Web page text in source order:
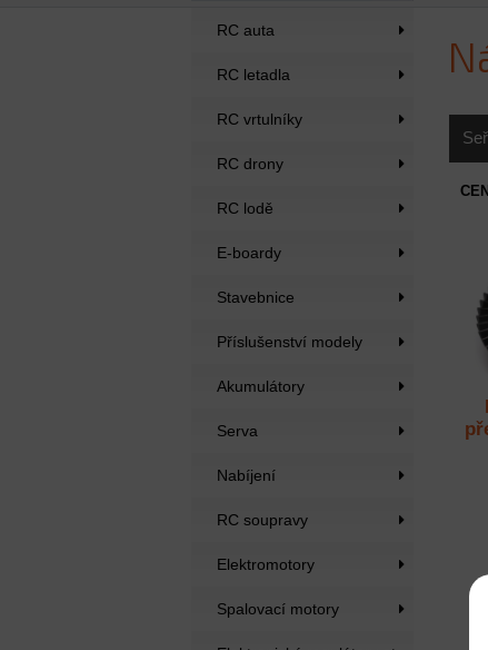
RC auta
RC letadla
RC vrtulníky
RC drony
RC lodě
E-boardy
Stavebnice
Příslušenství modely
Akumulátory
Serva
Nabíjení
RC soupravy
Elektromotory
Spalovací motory